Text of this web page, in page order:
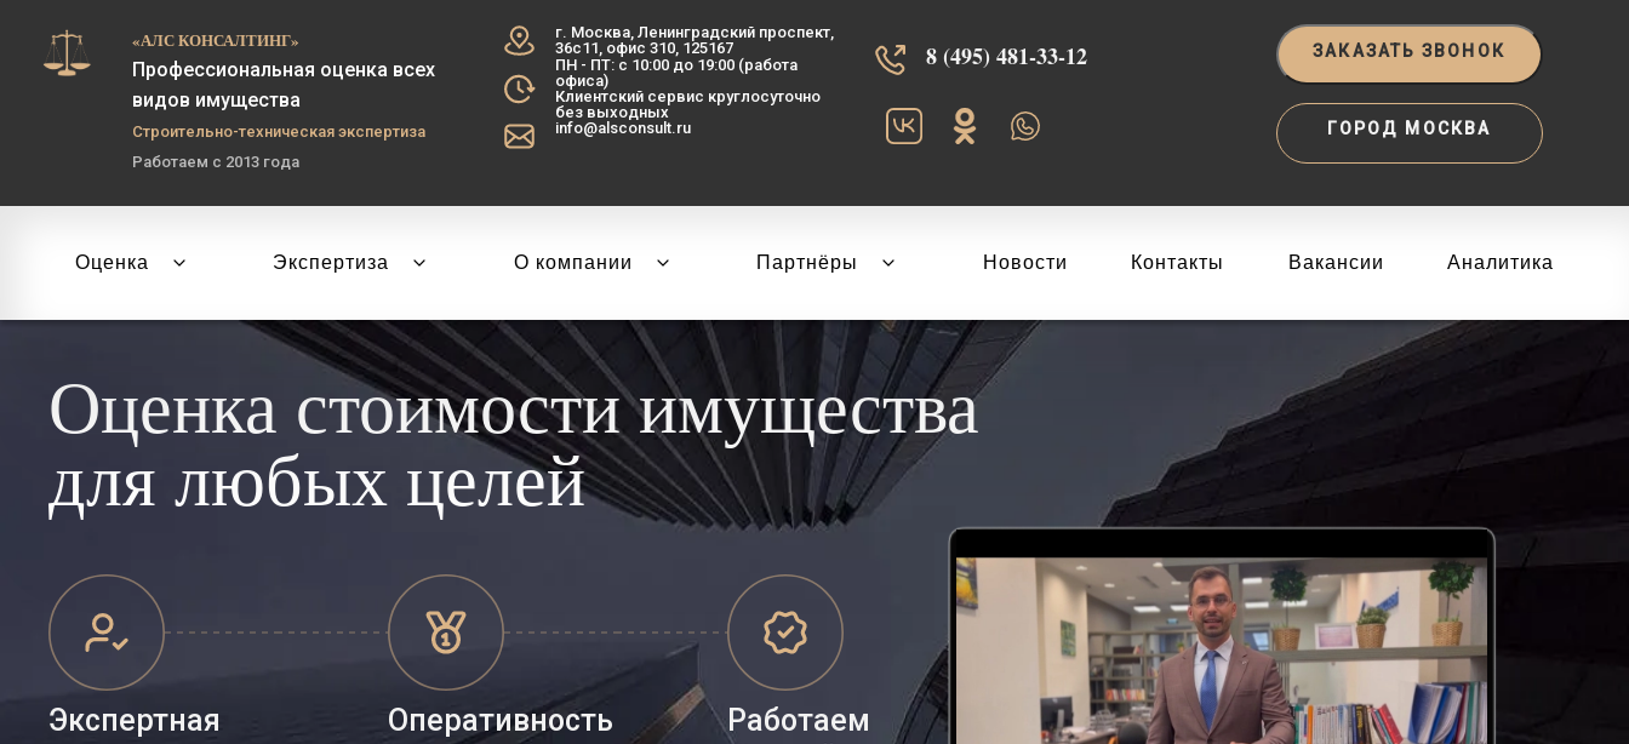
«АЛС КОНСАЛТИНГ»
Профессиональная оценка всех
видов имущества
Строительно-техническая экспертиза
Работаем с 2013 года
г. Москва, Ленинградский проспект,
36с11, офис 310, 125167
ПН - ПТ: с 10:00 до 19:00 (работа
офиса)
Клиентский сервис круглосуточно
без выходных
info@alsconsult.ru
8 (495) 481-33-12‬‬ ЗАКАЗАТЬ ЗВОНОК
ГОРОД МОСКВА
Оценка Экспертиза О компании Партнёры Новости Контакты Вакансии Аналитика
Оценка стоимости имущества
для любых целей
Экспертная
Оперативность
Работаем